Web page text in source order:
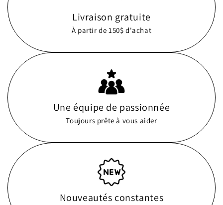
Livraison gratuite
À partir de 150$ d'achat
Une équipe de passionnée
Toujours prête à vous aider
Nouveautés constantes